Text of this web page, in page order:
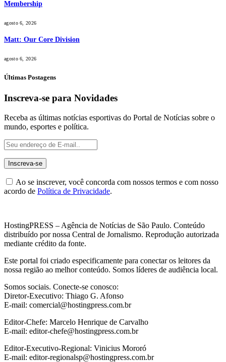
Membership
agosto 6, 2026
Matt: Our Core Division
agosto 6, 2026
Últimas Postagens
Inscreva-se para Novidades
Receba as últimas notícias esportivas do Portal de Notícias sobre o
mundo, esportes e política.
Ao se inscrever, você concorda com nossos termos e com nosso
acordo de Política de Privacidade.
HostingPRESS – Agência de Notícias de São Paulo. Conteúdo
distribuído por nossa Central de Jornalismo. Reprodução autorizada
mediante crédito da fonte.
Este portal foi criado especificamente para conectar os leitores da
nossa região ao melhor conteúdo. Somos líderes de audiência local.
Somos sociais. Conecte-se conosco:
Diretor-Executivo: Thiago G. Afonso
E-mail: comercial@hostingpress.com.br
Editor-Chefe: Marcelo Henrique de Carvalho
E-mail: editor-chefe@hostingpress.com.br
Editor-Executivo-Regional: Vinicius Mororó
E-mail: editor-regionalsp@hostingpress.com.br